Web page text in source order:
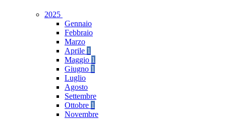
2025
Gennaio
Febbraio
Marzo
Aprile 1
Maggio 1
Giugno 1
Luglio
Agosto
Settembre
Ottobre 1
Novembre